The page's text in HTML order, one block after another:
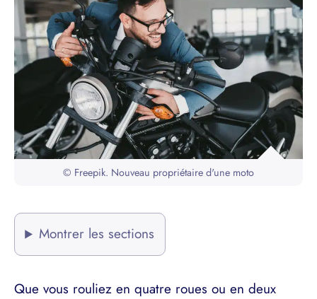
© Freepik. Nouveau propriétaire d'une moto
Montrer les sections
Que vous rouliez en quatre roues ou en deux